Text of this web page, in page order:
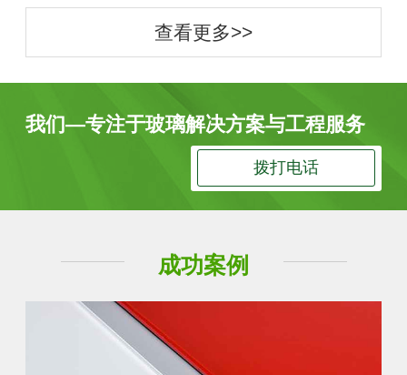
查看更多>>
我们—专注于玻璃解决方案与工程服务
拨打电话
成功案例